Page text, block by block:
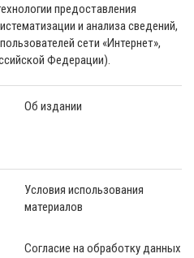
предоставления
и анализа сведений,
сети «Интернет»,
Федерации).
Об издании
Условия использования
материалов
Согласие на обработку данных